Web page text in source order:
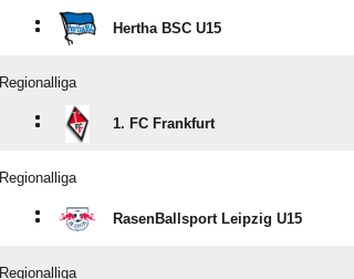
: Hertha BSC U15
Regionalliga
: 1. FC Frankfurt
Regionalliga
: RasenBallsport Leipzig U15
Regionalliga